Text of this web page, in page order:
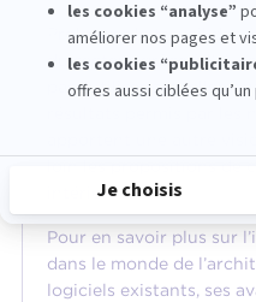
Prolonger le travail des
du secteur grâce à l’IA
pas l’utiliser
loin les propositions de
intérieure.
Pour en savoir plus sur
dans le monde de
logiciels existants, ses